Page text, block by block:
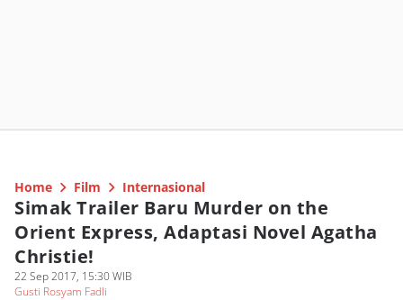
Home Film Internasional
Simak Trailer Baru Murder on the
Orient Express, Adaptasi Novel Agatha
Christie!
22 Sep 2017, 15:30 WIB
Gusti Rosyam Fadli